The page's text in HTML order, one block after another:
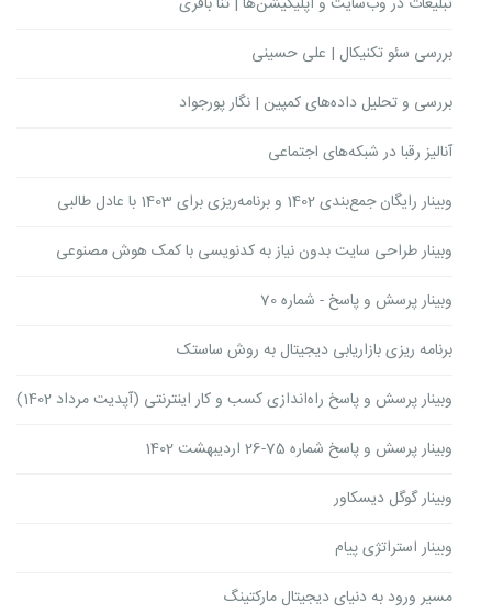
بررسی سئو تکنیکال | علی حسینی
بررسی و تحلیل داده‌های کمپین | نگار پورجواد
آنالیز رقبا در شبکه‌های اجتماعی
وبینار رایگان جمع‌بندی 1402 و برنامه‌ریزی برای 1403 با عادل طالبی
وبینار ‌طراحی سایت بدون نیاز به کدنویسی با کمک هوش مصنوعی
وبینار پرسش و پاسخ - شماره 70
برنامه ریزی بازاریابی دیجیتال به روش ساستک
وبینار پرسش و پاسخ راه‌اندازی کسب و کار اینترنتی (آپدیت مرداد 1402)
وبینار پرسش و پاسخ شماره 75-26 اردیبهشت 1402
وبینار گوگل دیسکاور
وبینار استراتژی پیام
مسیر ورود به دنیای دیجیتال مارکتینگ